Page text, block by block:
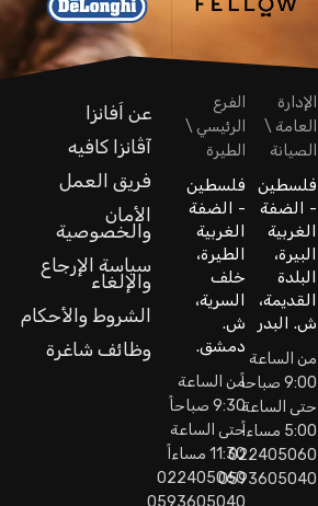
الإدارة
العامة \
الصيانة
فلسطين
- الضفة
الغربية
البيرة،
البلدة
القديمة،
ش. البدر
من الساعة
9:00 صباحاً
حتى الساعة
5:00 مساءاً
022405060
0593605040
الفرع
الرئيسي \
الطيرة
فلسطين
- الضفة
الغربية
الطيرة،
خلف
السرية،
ش.
دمشق.
من الساعة
9:30 صباحاً
حتى الساعة
11:30 مساءاً
022405060
عن اَفانزا
آڤانزا كافيه
فريق العمل
الأمان
والخصوصية
سياسة الإرجاع
والإلغاء
الشروط والأحكام
وظائف شاغرة